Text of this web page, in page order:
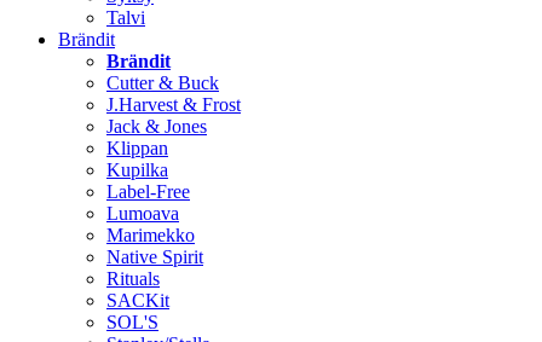
Talvi
Brändit
Brändit
Cutter & Buck
J.Harvest & Frost
Jack & Jones
Klippan
Kupilka
Label-Free
Lumoava
Marimekko
Native Spirit
Rituals
SACKit
SOL'S